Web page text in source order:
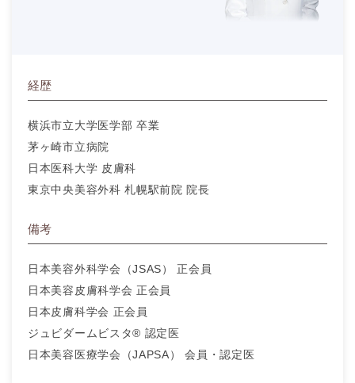
経歴
横浜市立大学医学部 卒業
茅ヶ崎市立病院
日本医科大学 皮膚科
東京中央美容外科 札幌駅前院 院長
備考
日本美容外科学会（JSAS） 正会員
日本美容皮膚科学会 正会員
日本皮膚科学会 正会員
ジュビダームビスタ® 認定医
日本美容医療学会（JAPSA） 会員・認定医